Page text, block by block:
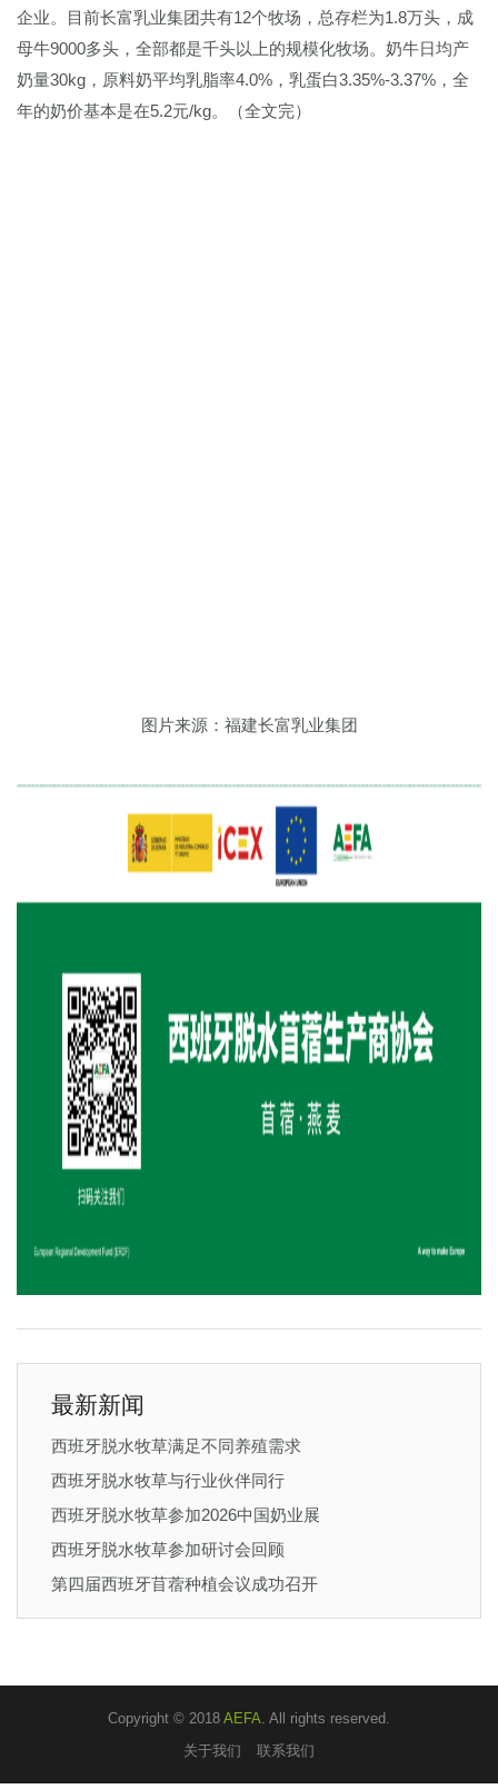
企业。目前长富乳业集团共有12个牧场，总存栏为1.8万头，成
母牛9000多头，全部都是千头以上的规模化牧场。奶牛日均产
奶量30kg，原料奶平均乳脂率4.0%，乳蛋白3.35%-3.37%，全
年的奶价基本是在5.2元/kg。（全文完）
图片来源：福建长富乳业集团
最新新闻
西班牙脱水牧草满足不同养殖需求
西班牙脱水牧草与行业伙伴同行
西班牙脱水牧草参加2026中国奶业展
西班牙脱水牧草参加研讨会回顾
第四届西班牙苜蓿种植会议成功召开
Copyright © 2018 AEFA . All rights reserved.
关于我们
联系我们